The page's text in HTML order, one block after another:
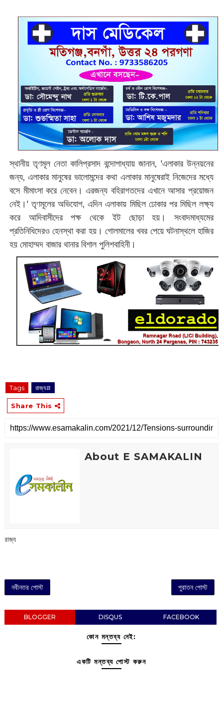
স্থানীয় তৃণমূল নেতা কালিপ্রসাদ বন্দোপাধ্যায় জানান, 'এলাকার উন্নয়নের
জন্য, এলাকার মানুষের ভালোমন্দের কথা এলাকার মানুষেরাই নিজেদের মধ্যে
বসে মীমাংসা করে নেবেন। এরজন্য বহিরাগতদের এখানে আসার প্রয়োজন
নেই।' তৃণমূলের অভিযোগ, এদিন এলাকায় মিছিল ঢোকার পর মিছিল লক্ষ্য
করে আদিবাসীদের পক্ষ থেকে ইট ছোড়া হয়। সংবাদমাধ্যমের
প্রতিনিধিদেরও হেনস্থা করা হয়। গোলমালের খবর পেয়ে ঘটনাস্থলে হাজির
হয় মোহাম্মদ বাজার থানার বিশাল পুলিশবাহিনী।
Tags রাজ্য#
Share This
About E SAMAKALIN
রাজ্য
নবীনতর পোস্ট পুরাতন পোস্ট
BLOGGER DISQUS FACEBOOK
কোন মন্তব্য নেই:
একটি মন্তব্য পোস্ট করুন